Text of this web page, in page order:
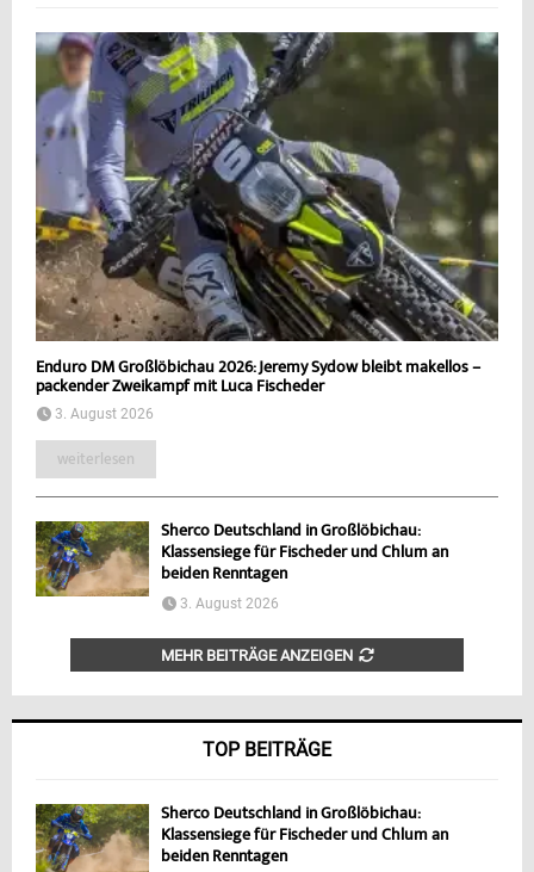
Enduro DM Großlöbichau 2026: Jeremy Sydow bleibt makellos –
packender Zweikampf mit Luca Fischeder
3. August 2026
weiterlesen
Sherco Deutschland in Großlöbichau:
Klassensiege für Fischeder und Chlum an
beiden Renntagen
3. August 2026
MEHR BEITRÄGE ANZEIGEN
TOP BEITRÄGE
Sherco Deutschland in Großlöbichau:
Klassensiege für Fischeder und Chlum an
beiden Renntagen